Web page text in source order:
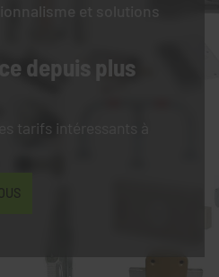
et solutions
depuis plus
tarifs intéressants à